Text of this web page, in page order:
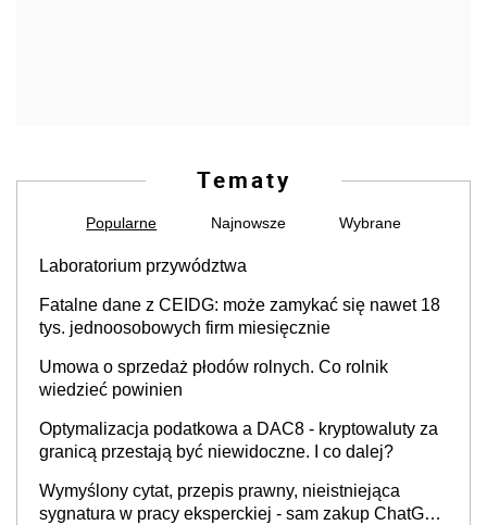
Tematy
Popularne Najnowsze Wybrane
Laboratorium przywództwa
Fatalne dane z CEIDG: może zamykać się nawet 18
tys. jednoosobowych firm miesięcznie
Umowa o sprzedaż płodów rolnych. Co rolnik
wiedzieć powinien
Optymalizacja podatkowa a DAC8 - kryptowaluty za
granicą przestają być niewidoczne. I co dalej?
Wymyślony cytat, przepis prawny, nieistniejąca
sygnatura w pracy eksperckiej - sam zakup ChatGPT